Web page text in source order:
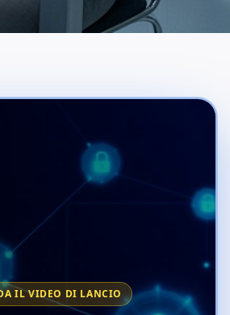
IL VIDEO DI LANCIO